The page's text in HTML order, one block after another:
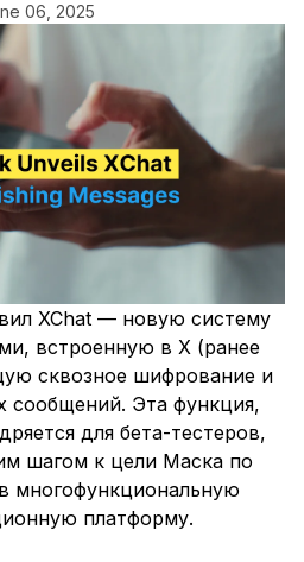
06, 2025
XChat — новую систему
встроенную в X (ранее
сквозное шифрование и
сообщений. Эта функция,
для бета-тестеров,
шагом к цели Маска по
многофункциональную
платформу.